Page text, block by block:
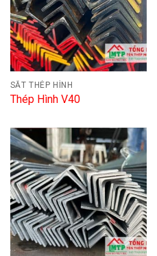
SẮT THÉP HÌNH
Thép Hình V40